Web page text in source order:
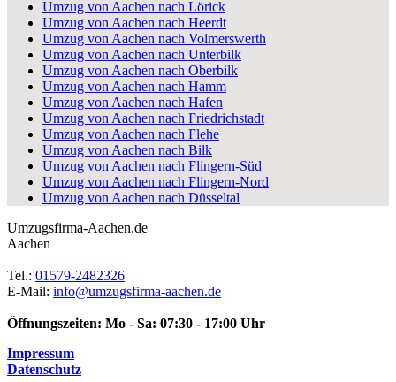
Umzug von Aachen nach Lörick
Umzug von Aachen nach Heerdt
Umzug von Aachen nach Volmerswerth
Umzug von Aachen nach Unterbilk
Umzug von Aachen nach Oberbilk
Umzug von Aachen nach Hamm
Umzug von Aachen nach Hafen
Umzug von Aachen nach Friedrichstadt
Umzug von Aachen nach Flehe
Umzug von Aachen nach Bilk
Umzug von Aachen nach Flingern-Süd
Umzug von Aachen nach Flingern-Nord
Umzug von Aachen nach Düsseltal
Umzugsfirma-Aachen.de
Aachen
Tel.: 01579-2482326
E-Mail: info@umzugsfirma-aachen.de
Öffnungszeiten: Mo - Sa: 07:30 - 17:00 Uhr
Impressum
Datenschutz